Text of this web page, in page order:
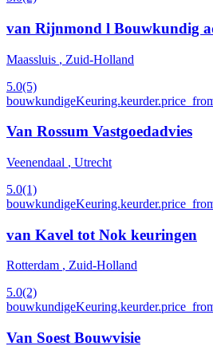
van Rijnmond l Bouwkundig
Maassluis , Zuid-Holland
5.0(5)
Van Rossum Vastgoedadvies
Veenendaal , Utrecht
5.0(1)
van Kavel tot Nok keuringen
Rotterdam , Zuid-Holland
5.0(2)
Van Soest Bouwvisie